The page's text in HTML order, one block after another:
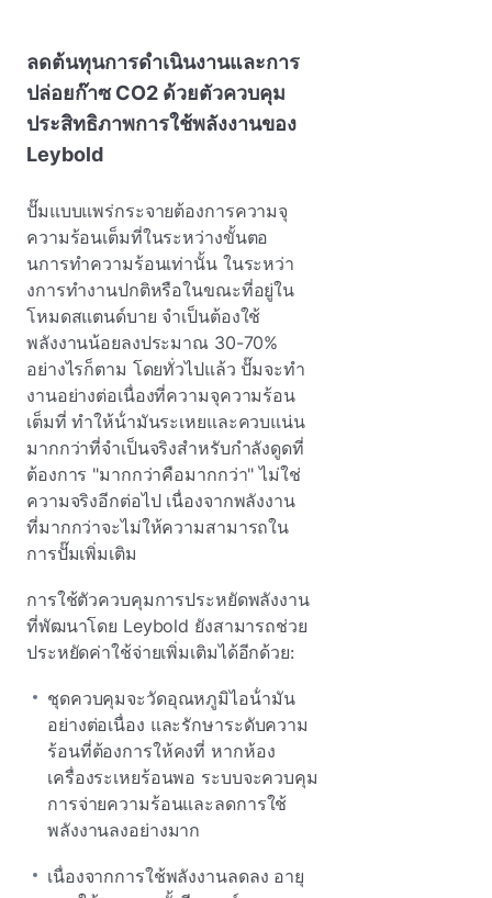
ลดต้นทุนการดําเนินงานและการ
ปล่อยก๊าซ CO2 ด้วยตัวควบคุม
ประสิทธิภาพการใช้พลังงานของ
Leybold
ปั๊มแบบแพร่กระจายต้องการความจุ
ความร้อนเต็มที่ในระหว่างขั้นตอ
นการทําความร้อนเท่านั้น ในระหว่า
งการทํางานปกติหรือในขณะที่อยู่ใน
โหมดสแตนด์บาย จําเป็นต้องใช้
พลังงานน้อยลงประมาณ 30-70%
อย่างไรก็ตาม โดยทั่วไปแล้ว ปั๊มจะทํา
งานอย่างต่อเนื่องที่ความจุความร้อน
เต็มที่ ทําให้น้ํามันระเหยและควบแน่น
มากกว่าที่จําเป็นจริงสําหรับกําลังดูดที่
ต้องการ "มากกว่าคือมากกว่า" ไม่ใช่
ความจริงอีกต่อไป เนื่องจากพลังงาน
ที่มากกว่าจะไม่ให้ความสามารถใน
การปั๊มเพิ่มเติม
การใช้ตัวควบคุมการประหยัดพลังงาน
ที่พัฒนาโดย Leybold ยังสามารถช่วย
ประหยัดค่าใช้จ่ายเพิ่มเติมได้อีกด้วย:
ชุดควบคุมจะวัดอุณหภูมิไอน้ํามัน
อย่างต่อเนื่อง และรักษาระดับความ
ร้อนที่ต้องการให้คงที่ หากห้อง
เครื่องระเหยร้อนพอ ระบบจะควบคุม
การจ่ายความร้อนและลดการใช้
พลังงานลงอย่างมาก
เนื่องจากการใช้พลังงานลดลง อายุ